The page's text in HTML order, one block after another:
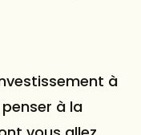
à
à la